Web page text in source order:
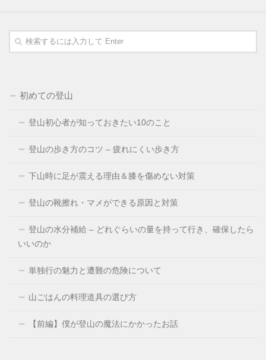
初めての登山
登山初心者が知っておきたい10のこと
登山の歩き方のコツ – 疲れにくい歩き方
下山時に足が震える理由＆膝を傷めない対策
登山の靴擦れ・マメができる原因と対策
登山の水分補給 – どれぐらいの量を持って行き、確保したら
いいのか
単独行の魅力と遭難の危険について
山ごはんの料理道具の選び方
【前編】僕が登山の魔法にかかったお話